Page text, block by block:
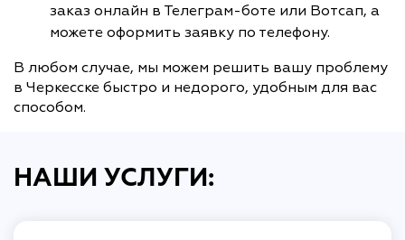
заказ онлайн в Телеграм-боте или Вотсап, а
можете оформить заявку по телефону.
В любом случае, мы можем решить вашу проблему
в Черкесске быстро и недорого, удобным для вас
способом.
НАШИ УСЛУГИ: